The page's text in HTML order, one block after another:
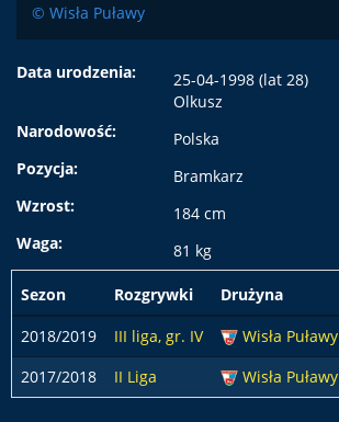
© Wisła Puławy
Data urodzenia:
25-04-1998 (lat 28)
Olkusz
Narodowość:
Polska
Pozycja:
Bramkarz
Wzrost:
184 cm
Waga:
81 kg
Sezon Rozgrywki Drużyna
2018/2019
III liga, gr. IV
Wisła Puławy
2017/2018
II Liga Wisła Puławy